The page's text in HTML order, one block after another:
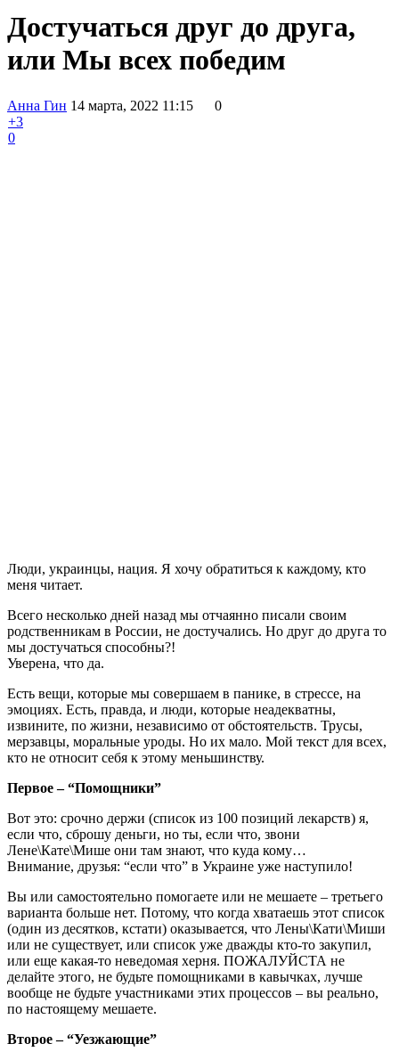
Достучаться друг до друга,
или Мы всех победим
Анна Гин 14 марта, 2022 11:15
0
+3
0
Люди, украинцы, нация. Я хочу обратиться к каждому, кто
меня читает.
Всего несколько дней назад мы отчаянно писали своим
родственникам в России, не достучались. Но друг до друга то
мы достучаться способны?!
Уверена, что да.
Есть вещи, которые мы совершаем в панике, в стрессе, на
эмоциях. Есть, правда, и люди, которые неадекватны,
извините, по жизни, независимо от обстоятельств. Трусы,
мерзавцы, моральные уроды. Но их мало. Мой текст для всех,
кто не относит себя к этому меньшинству.
Первое – “Помощники”
Вот это: срочно держи (список из 100 позиций лекарств) я,
если что, сброшу деньги, но ты, если что, звони
Лене\Кате\Мише они там знают, что куда кому…
Внимание, друзья: “если что” в Украине уже наступило!
Вы или самостоятельно помогаете или не мешаете – третьего
варианта больше нет. Потому, что когда хватаешь этот список
(один из десятков, кстати) оказывается, что Лены\Кати\Миши
или не существует, или список уже дважды кто-то закупил,
или еще какая-то неведомая херня. ПОЖАЛУЙСТА не
делайте этого, не будьте помощниками в кавычках, лучше
вообще не будьте участниками этих процессов – вы реально,
по настоящему мешаете.
Второе – “Уезжающие”